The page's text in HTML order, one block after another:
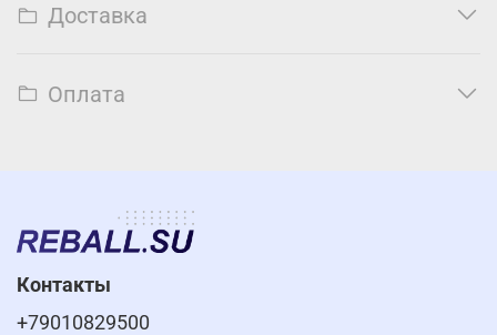
Доставка
Оплата
Контакты
+79010829500